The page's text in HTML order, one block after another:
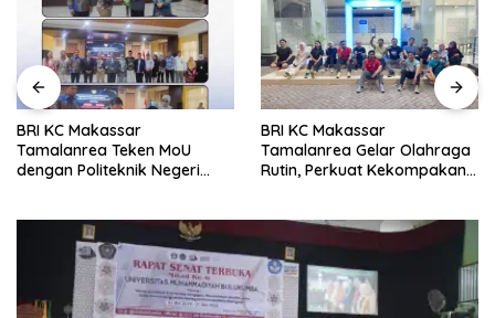
BRI KC Makassar
Tamalanrea Teken MoU
dengan Politeknik Negeri
BRI KC Makassar
Tamalanrea Gelar Olahraga
Rutin, Perkuat Kekompakan